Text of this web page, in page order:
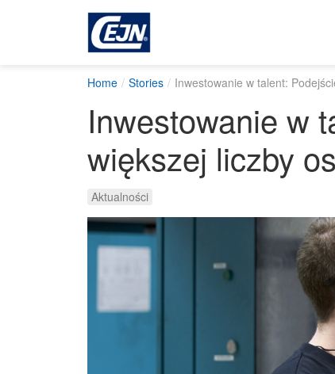
Home Stories Inwestowanie w talent:
Inwestowanie w
większej liczby
Aktualności